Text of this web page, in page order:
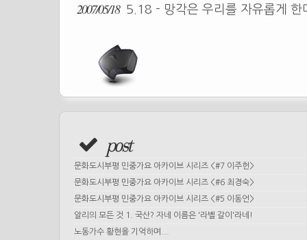
2007/05/18 5.18 - 망각은 우리를 자유롭게
post
문화도시부평 민중가요 아카이브 시리즈 <#7 이주헌>
문화도시부평 민중가요 아카이브 시리즈 <#6 최경숙>
문화도시부평 민중가요 아카이브 시리즈 <#5 이동언>
알리의 모든 것 1. 국산? 자네 이름은 '라벨 갈이'라네!
노동가수 황현을 기억하며...